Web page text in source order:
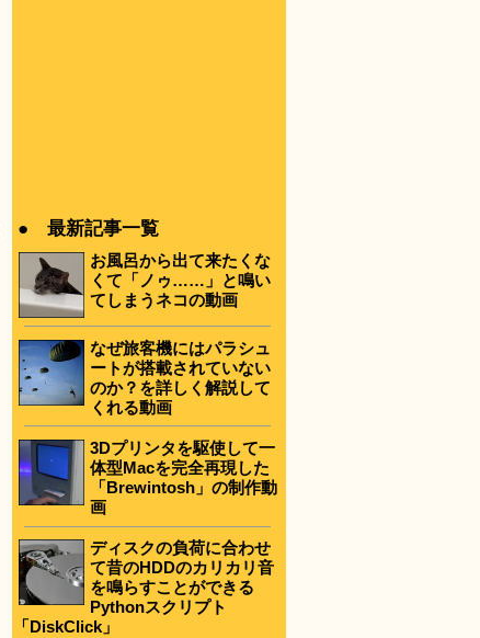
● 最新記事一覧
お風呂から出て来たくな
くて「ノゥ……」と鳴い
てしまうネコの動画
なぜ旅客機にはパラシュ
ートが搭載されていない
のか？を詳しく解説して
くれる動画
3Dプリンタを駆使して一
体型Macを完全再現した
「Brewintosh」の制作動
画
ディスクの負荷に合わせ
て昔のHDDのカリカリ音
を鳴らすことができる
Pythonスクリプト
「DiskClick」